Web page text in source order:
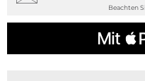
Beachten